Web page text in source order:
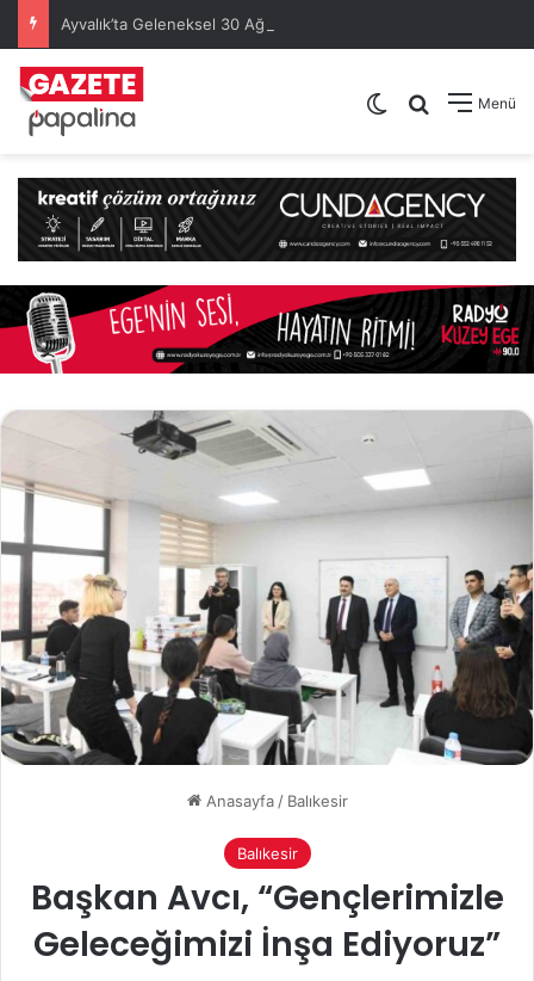
Menü
Arama yap
Dış görünümü
Anasayfa / Balıkesir
Balıkesir
Başkan Avcı, “Gençlerimizle
Geleceğimizi İnşa Ediyoruz”